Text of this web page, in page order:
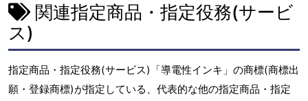
関連指定商品・指定役務(サービ
ス)
指定商品・指定役務(サービス)「導電性インキ」の商標(商標出
願・登録商標)が指定している、代表的な他の指定商品・指定